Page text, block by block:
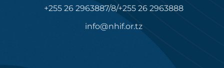
+255 26 2963887/8/+255 26 2963888
info@nhif.or.tz